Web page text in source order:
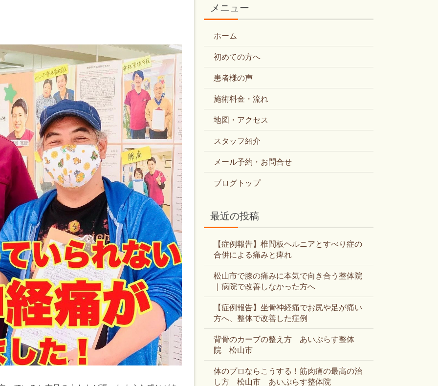
メニュー
ホーム
初めての方へ
患者様の声
施術料金・流れ
地図・アクセス
スタッフ紹介
メール予約・お問合せ
ブログトップ
最近の投稿
【症例報告】椎間板ヘルニアとすべり症の
合併による痛みと痺れ
松山市で膝の痛みに本気で向き合う整体院
｜病院で改善しなかった方へ
【症例報告】坐骨神経痛でお尻や足が痛い
方へ、整体で改善した症例
背骨のカーブの整え方 あいぷらす整体
院 松山市
体のプロならこうする！筋肉痛の最高の治
し方 松山市 あいぷらす整体院